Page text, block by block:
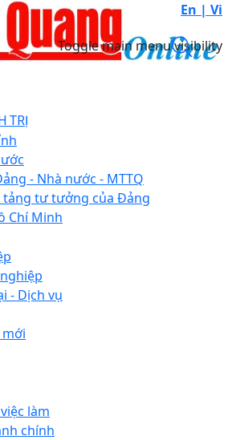
En | Vi
Toggle main menu visibility
TRỊ
- Nhà nước - MTTQ
tảng tư tưởng của Đảng
Chí Minh
- Dịch vụ
làm
chính